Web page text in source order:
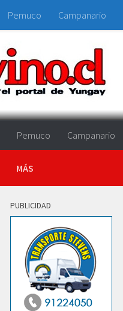
Pemuco Campanario
Pemuco Campanario
MÁS
PUBLICIDAD